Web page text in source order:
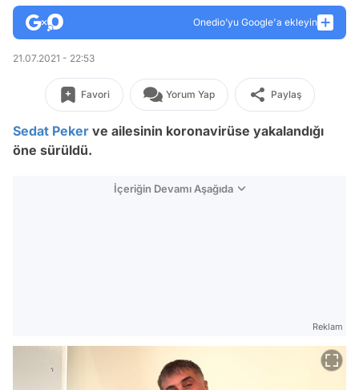
Onedio’yu Google'a ekleyin
21.07.2021 - 22:53
Favori Yorum Yap Paylaş
Sedat Peker ve ailesinin koronavirüse yakalandığı
öne sürüldü.
İçeriğin Devamı Aşağıda
Reklam